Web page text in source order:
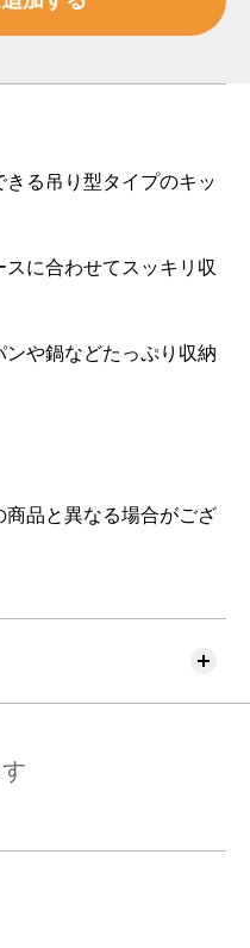
る吊り型タイプのキッ
に合わせてスッキリ収
や鍋などたっぷり収納
品と異なる場合がござ